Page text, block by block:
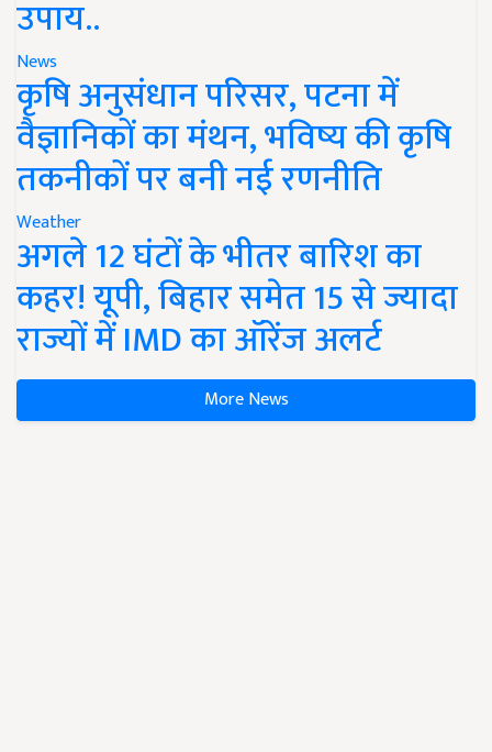
उपाय..
News
कृषि अनुसंधान परिसर, पटना में
वैज्ञानिकों का मंथन, भविष्य की कृषि
तकनीकों पर बनी नई रणनीति
Weather
अगले 12 घंटों के भीतर बारिश का
कहर! यूपी, बिहार समेत 15 से ज्यादा
राज्यों में IMD का ऑरेंज अलर्ट
More News